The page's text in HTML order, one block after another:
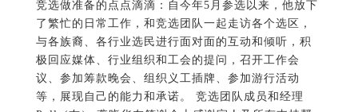
声音发声，在和102位市长候选人激烈的竞争中，能进
入到第11名，成为中国大陆背景候选人得票最高的一
位，为此他感到自豪。 6月9日，国际著名通讯社美联
社（ Associated Press）以“市长候选人龚晓华为繁荣
多伦多推出富有远见的竞选纲领”（Mayoral Candidate
Xiao Hua Gong Unveils Visionary Campaign Platform